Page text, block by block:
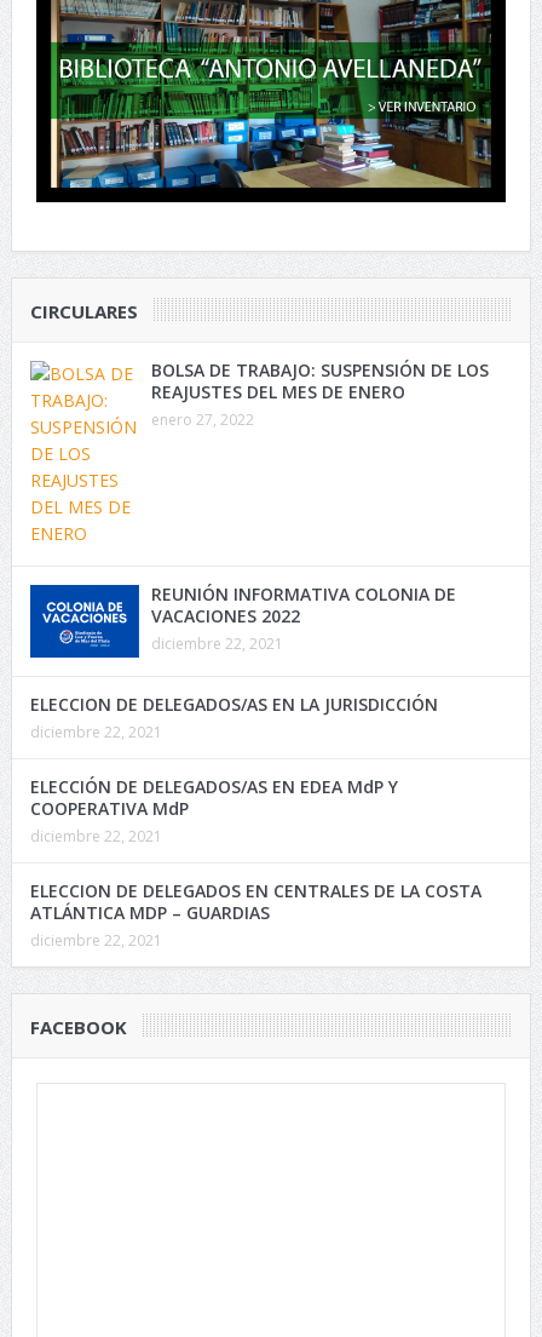
CIRCULARES
BOLSA DE TRABAJO: SUSPENSIÓN DE LOS
REAJUSTES DEL MES DE ENERO
enero 27, 2022
REUNIÓN INFORMATIVA COLONIA DE
VACACIONES 2022
diciembre 22, 2021
ELECCION DE DELEGADOS/AS EN LA JURISDICCIÓN
diciembre 22, 2021
ELECCIÓN DE DELEGADOS/AS EN EDEA MdP Y
COOPERATIVA MdP
diciembre 22, 2021
ELECCION DE DELEGADOS EN CENTRALES DE LA COSTA
ATLÁNTICA MDP – GUARDIAS
diciembre 22, 2021
FACEBOOK